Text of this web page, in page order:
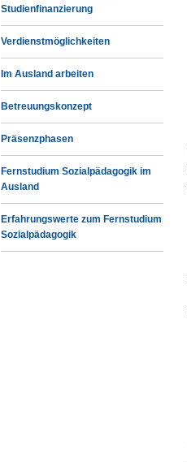
Studienfinanzierung
Verdienstmöglichkeiten
Im Ausland arbeiten
Betreuungskonzept
Präsenzphasen
Fernstudium Sozialpädagogik im
Ausland
Erfahrungswerte zum Fernstudium
Sozialpädagogik